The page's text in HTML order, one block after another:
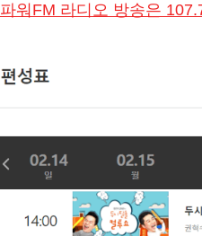
파워FM 라디오 방송은